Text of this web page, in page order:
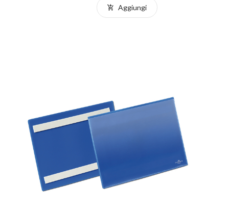
Aggiungi